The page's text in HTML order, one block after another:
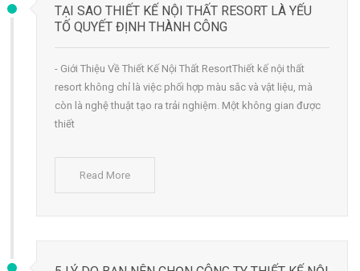
TẠI SAO THIẾT KẾ NỘI THẤT RESORT LÀ YẾU
TỐ QUYẾT ĐỊNH THÀNH CÔNG
- Giới Thiệu Về Thiết Kế Nội Thất ResortThiết kế nội thất
resort không chỉ là việc phối hợp màu sắc và vật liệu, mà
còn là nghệ thuật tạo ra trải nghiệm. Một không gian được
thiết
Read More